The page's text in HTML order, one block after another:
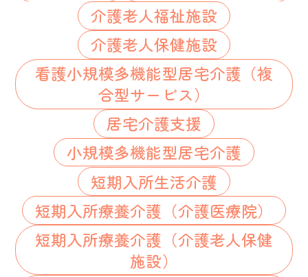
介護老人福祉施設
介護老人保健施設
看護小規模多機能型居宅介護（複
合型サービス）
居宅介護支援
小規模多機能型居宅介護
短期入所生活介護
短期入所療養介護（介護医療院）
短期入所療養介護（介護老人保健
施設）